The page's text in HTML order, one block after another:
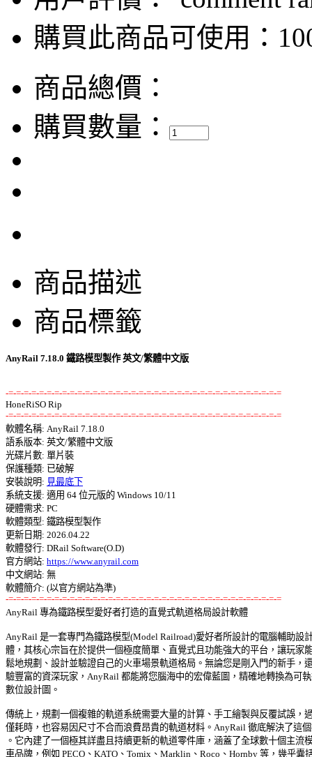
購買此商品可使用：
商品總價：
購買數量：
商品描述
商品標籤
AnyRail 7.18.0 鐵路模型製作 英文/繁體中文版
-=-=-=-=-=-=-=-=-=-=-=-=-=-=-=-=-=-=-=-=-=-=-=-=-=-=-=-=-=-=-=-=-=-=-=-=
-=-=-=-=-=-=-=-=-=-=-=-=-=-=-=-=-=-=-=-=-=-=-=-=-=-=-=-=-=-=-=-=-=-=-=-=
軟體名稱: AnyRail 7.18.0
語系版本: 英文/繁體中文版
光碟片數: 單片裝
保護種類: 已破解
安裝說明: 見最底下
系統支援: 適用 64 位元版的 Windows 10/11
硬體需求: PC
軟體類型: 鐵路模型製作
更新日期: 2026.04.22
軟體發行: DRail Software(O.D)
官方網站: https://www.anyrail.com
中文網站: 無
-=-=-=-=-=-=-=-=-=-=-=-=-=-=-=-=-=-=-=-=-=-=-=-=-=-=-=-=-=-=-=-=-=-=-=-=
AnyRail 專為鐵路模型愛好者打造的直覺式軌道格局設計軟體
AnyRail 是一套專門為鐵路模型(Model Railroad)愛好者所設計的電腦輔助設
體，其核心宗旨在於提供一個極度簡單、直覺式且功能強大的平台，讓玩家
鬆地規劃、設計並驗證自己的火車場景軌道格局。無論您是剛入門的新手，
驗豐富的資深玩家，AnyRail 都能將您腦海中的宏偉藍圖，精確地轉換為可
數位設計圖。
傳統上，規劃一個複雜的軌道系統需要大量的計算、手工繪製與反覆試誤，
僅耗時，也容易因尺寸不合而浪費昂貴的軌道材料。AnyRail 徹底解決了這
。它內建了一個極其詳盡且持續更新的軌道零件庫，涵蓋了全球數十個主流
車品牌，例如 PECO、KATO、Tomix、Marklin、Roco、Hornby 等，幾乎囊